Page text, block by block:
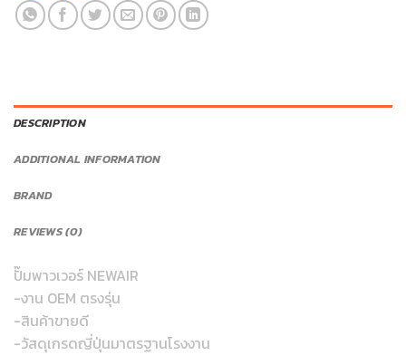
DESCRIPTION
ADDITIONAL INFORMATION
BRAND
REVIEWS (0)
ปั๊มพาวเวอร์ NEWAIR
-งาน OEM ตรงรุ่น
-สินค้าขายดี
-วัสดุเกรดญี่ปุ่นมาตรฐานโรงงาน